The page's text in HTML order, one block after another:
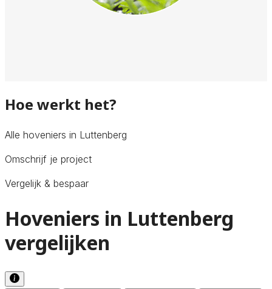
Hoe werkt het?
Alle hoveniers in Luttenberg
Omschrijf je project
Vergelijk & bespaar
Hoveniers in Luttenberg
vergelijken